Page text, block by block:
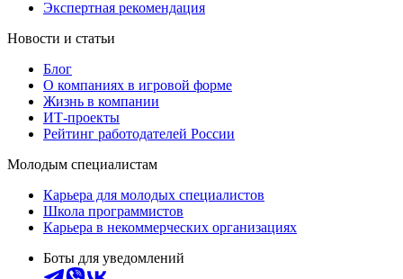
Экспертная рекомендация
Новости и статьи
Блог
О компаниях в игровой форме
Жизнь в компании
ИТ-проекты
Рейтинг работодателей России
Молодым специалистам
Карьера для молодых специалистов
Школа программистов
Карьера в некоммерческих организациях
Боты для уведомлений